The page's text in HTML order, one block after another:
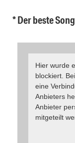
* Der beste
Hier wurde
blockiert.
eine
Anbieters
Anbieter
mitgeteilt